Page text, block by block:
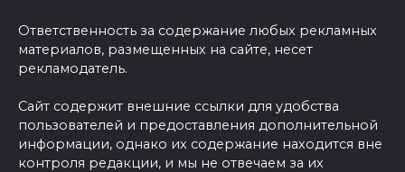
Ответственность за содержание любых рекламных
материалов, размещенных на сайте, несет
рекламодатель.
Сайт содержит внешние ссылки для удобства
пользователей и предоставления дополнительной
информации, однако их содержание находится вне
контроля редакции, и мы не отвечаем за их